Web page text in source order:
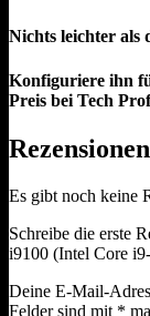
Nichts leichter als
Konfiguriere ihn
Preis bei Tech
Rezensionen
Es gibt noch keine
Schreibe die erste
i9100 (Intel Core
Deine E-Mail-
Felder sind mit *